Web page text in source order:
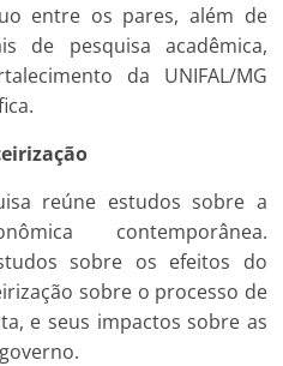
entre os pares, além de
de pesquisa acadêmica,
da UNIFAL/MG
reúne estudos sobre a
contemporânea.
sobre os efeitos do
sobre o processo de
e seus impactos sobre as